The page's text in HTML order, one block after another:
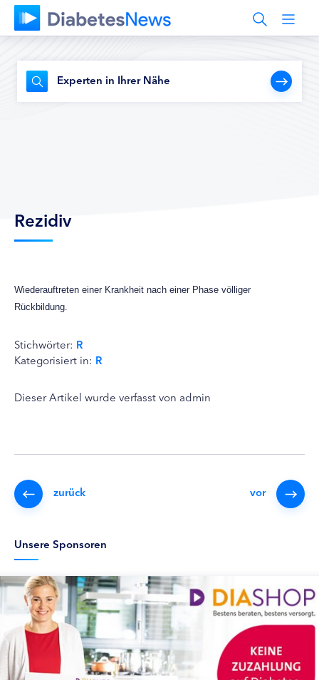
Experten in Ihrer Nähe
Rezidiv
Wiederauftreten einer Krankheit nach einer Phase völliger
Rückbildung.
Stichwörter: R
Kategorisiert in: R
Dieser Artikel wurde verfasst von admin
zurück vor
Unsere Sponsoren